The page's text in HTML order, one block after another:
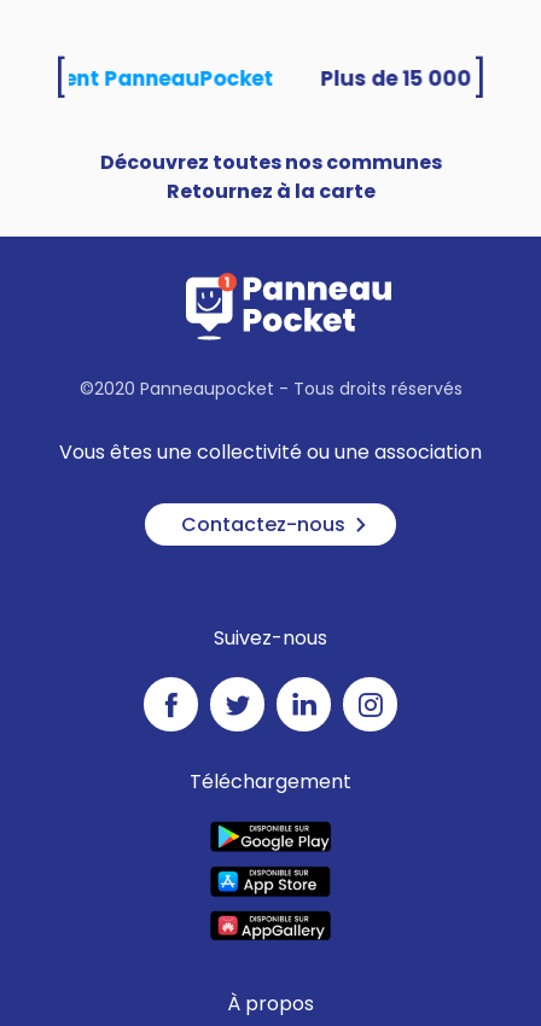
PanneauPocket
Découvrez toutes nos communes
Retournez à la carte
©2020 Panneaupocket - Tous droits réservés
Vous êtes une collectivité ou une association
Contactez-nous
Suivez-nous
Téléchargement
À propos